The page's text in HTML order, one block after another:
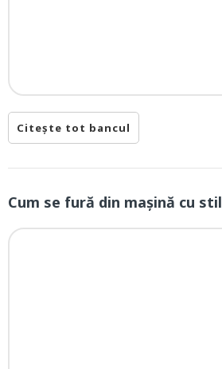
Citește tot bancul
Cum se fură din mașină cu stil